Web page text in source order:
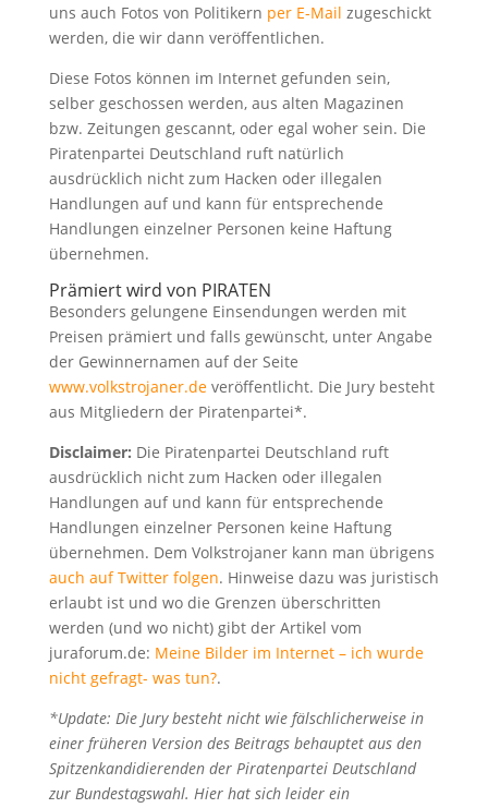
uns auch Fotos von Politikern per E-Mail zugeschickt
werden, die wir dann veröffentlichen.
Diese Fotos können im Internet gefunden sein,
selber geschossen werden, aus alten Magazinen
bzw. Zeitungen gescannt, oder egal woher sein. Die
Piratenpartei Deutschland ruft natürlich
ausdrücklich nicht zum Hacken oder illegalen
Handlungen auf und kann für entsprechende
Handlungen einzelner Personen keine Haftung
übernehmen.
Prämiert wird von PIRATEN
Besonders gelungene Einsendungen werden mit
Preisen prämiert und falls gewünscht, unter Angabe
der Gewinnernamen auf der Seite
www.volkstrojaner.deveröffentlicht. Die Jury besteht
aus Mitgliedern der Piratenpartei*.
Disclaimer: Die Piratenpartei Deutschland ruft
ausdrücklich nicht zum Hacken oder illegalen
Handlungen auf und kann für entsprechende
Handlungen einzelner Personen keine Haftung
übernehmen. Dem Volkstrojaner kann man übrigens
auch auf Twitter folgen. Hinweise dazu was juristisch
erlaubt ist und wo die Grenzen überschritten
werden (und wo nicht) gibt der Artikel vom
juraforum.de: Meine Bilder im Internet – ich wurde
nicht gefragt- was tun?.
*Update: Die Jury besteht nicht wie fälschlicherweise in
einer früheren Version des Beitrags behauptet aus den
Spitzenkandidierenden der Piratenpartei Deutschland
zur Bundestagswahl. Hier hat sich leider ein